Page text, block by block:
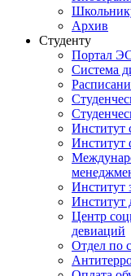
Архив
Студенту
Портал
Система
Институт
Институт
Институт
Институт
Центр
девиаций
Отдел по